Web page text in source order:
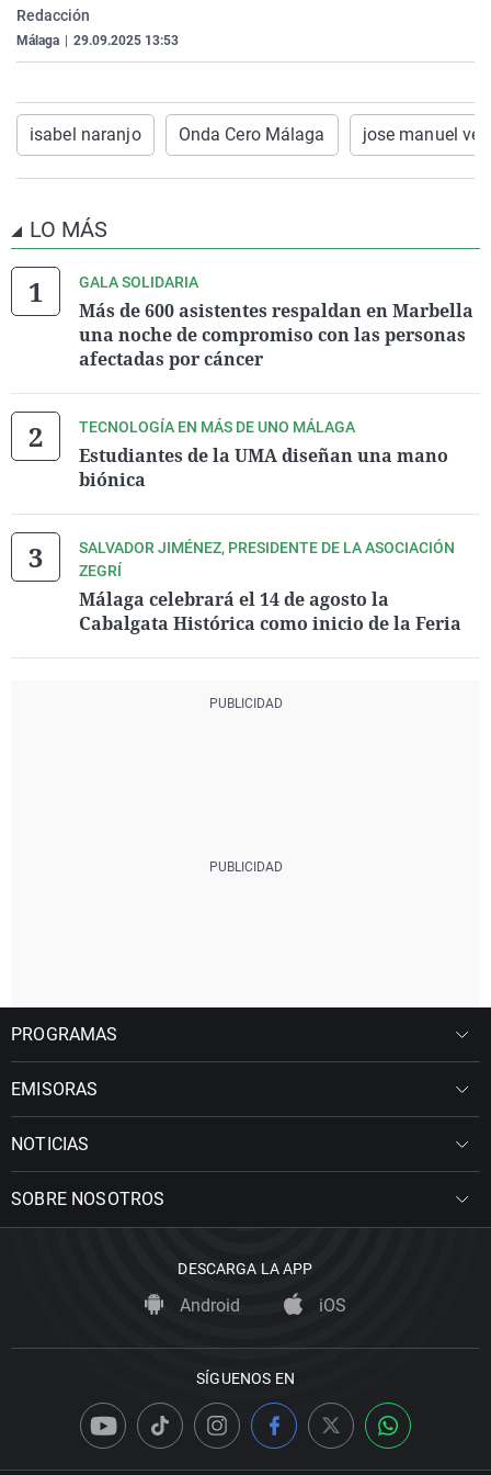
Gente viajera
Retornados
Operación Viuda
Galicia
Navarra
Televisión
Redacción
Málaga 29.09.2025 13:53
isabel naranjo Onda Cero Málaga jose manuel
LO MÁS
GALA SOLIDARIA
Más de 600 asistentes respaldan en Marbella
una noche de compromiso con las personas
afectadas por cáncer
TECNOLOGÍA EN MÁS DE UNO MÁLAGA
Estudiantes de la UMA diseñan una mano
biónica
SALVADOR JIMÉNEZ, PRESIDENTE DE LA ASOCIACIÓN
ZEGRÍ
Málaga celebrará el 14 de agosto la
Cabalgata Histórica como inicio de la Feria
PROGRAMAS
EMISORAS
NOTICIAS
SOBRE NOSOTROS
DESCARGA LA APP
Android iOS
SÍGUENOS EN